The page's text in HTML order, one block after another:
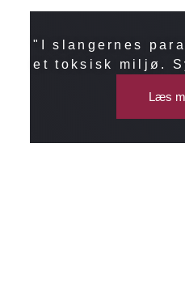
"I slangernes
et toksisk miljø.
Læs